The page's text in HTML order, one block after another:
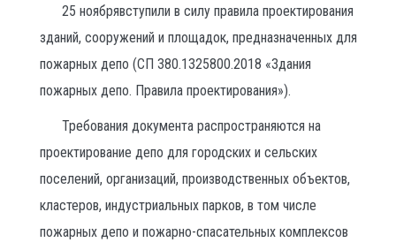
25 ноябрявступили в силу правила проектирования
зданий, сооружений и площадок, предназначенных для
пожарных депо (СП 380.1325800.2018 «Здания
пожарных депо. Правила проектирования»).
Требования документа распространяются на
проектирование депо для городских и сельских
поселений, организаций, производственных объектов,
кластеров, индустриальных парков, в том числе
пожарных депо и пожарно-спасательных комплексов